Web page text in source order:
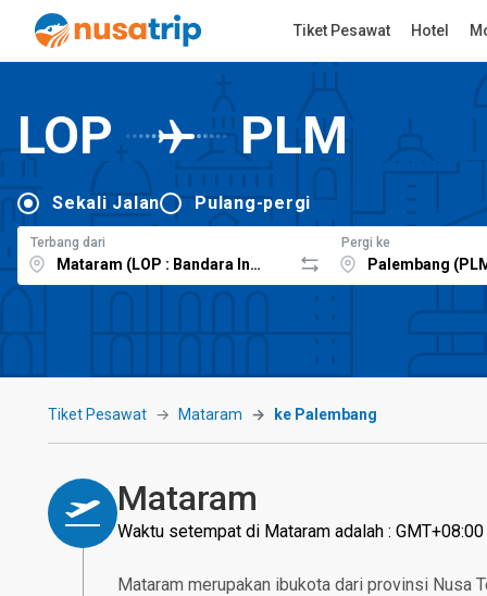
Tiket Pesawat Hotel
LOP PLM
Sekali Jalan Pulang-pergi
Terbang dari Pergi ke
Tiket Pesawat Mataram ke Palembang
Mataram
Waktu setempat di Mataram adalah : GMT+08:00
Mataram merupakan ibukota dari provinsi Nusa